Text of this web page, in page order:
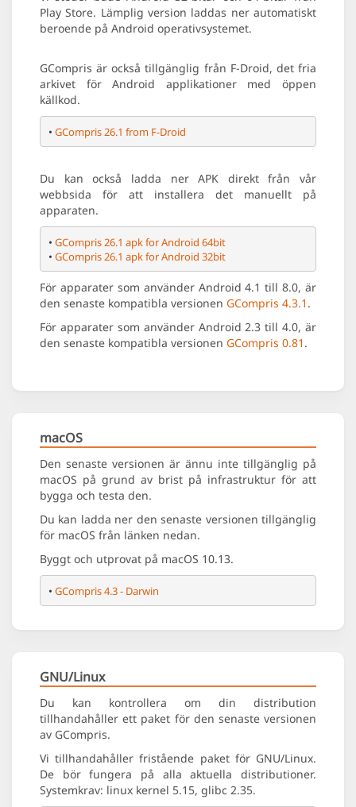
Play Store. Lämplig version laddas ner automatiskt
beroende på Android operativsystemet.
GCompris är också tillgänglig från F-Droid, det fria
arkivet för Android applikationer med öppen
källkod.
• GCompris 26.1 from F-Droid
Du kan också ladda ner APK direkt från vår
webbsida för att installera det manuellt på
apparaten.
• GCompris 26.1 apk for Android 64bit
• GCompris 26.1 apk for Android 32bit
För apparater som använder Android 4.1 till 8.0, är
den senaste kompatibla versionen GCompris 4.3.1 .
För apparater som använder Android 2.3 till 4.0, är
den senaste kompatibla versionen GCompris 0.81 .
macOS
Den senaste versionen är ännu inte tillgänglig på
macOS på grund av brist på infrastruktur för att
bygga och testa den.
Du kan ladda ner den senaste versionen tillgänglig
för macOS från länken nedan.
Byggt och utprovat på macOS 10.13.
• GCompris 4.3 - Darwin
GNU/Linux
Du kan kontrollera om din distribution
tillhandahåller ett paket för den senaste versionen
av GCompris.
Vi tillhandahåller fristående paket för GNU/Linux.
De bör fungera på alla aktuella distributioner.
Systemkrav: linux kernel 5.15, glibc 2.35.